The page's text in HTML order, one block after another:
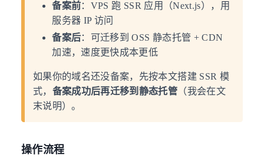
备案前：VPS 跑 SSR 应用（Next.js），用
服务器 IP 访问
备案后：可迁移到 OSS 静态托管 + CDN
加速，速度更快成本更低
如果你的域名还没备案，先按本文搭建 SSR 模
式， 备案成功后再迁移到静态托管 （我会在文
末说明）。
操作流程